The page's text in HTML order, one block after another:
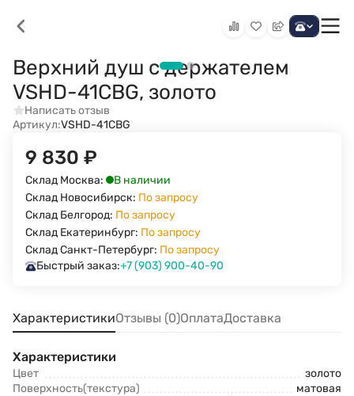
Верхний душ с держателем
VSHD-41CBG, золото
Написать отзыв
Артикул:VSHD-41CBG
9 830 ₽
Склад Москва:
В наличии
Склад Новосибирск: По запросу
Склад Белгород: По запросу
Склад Екатеринбург: По запросу
Склад Санкт-Петербург: По запросу
Быстрый заказ:+7 (903) 900-40-90
ХарактеристикиОтзывы (0)ОплатаДоставка
Характеристики
Цвет
золото
Поверхность(текстура)
матовая